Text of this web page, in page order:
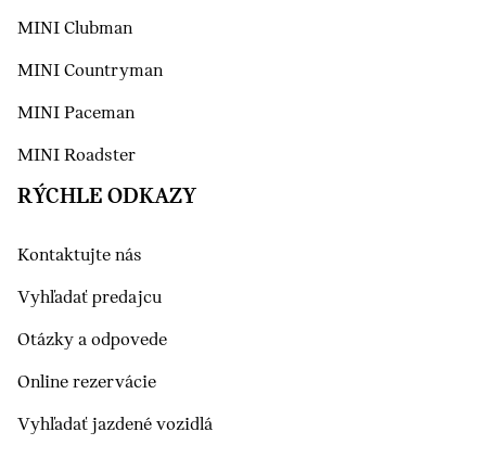
MINI Clubman
MINI Countryman
MINI Paceman
MINI Roadster
RÝCHLE ODKAZY
Kontaktujte nás
Vyhľadať predajcu
Otázky a odpovede
Online rezervácie
Vyhľadať jazdené vozidlá